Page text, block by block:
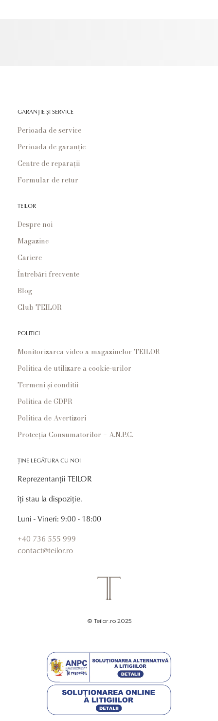
GARANȚIE ȘI SERVICE
Perioada de service
Perioada de garanție
Centre de reparații
Formular de retur
TEILOR
Despre noi
Magazine
Cariere
Întrebări frecvente
Blog
Club TEILOR
POLITICI
Monitorizarea video a magazinelor TEILOR
Politica de utilizare a cookie-urilor
Termeni și conditii
Politica de GDPR
Politica de Avertizori
Protecția Consumatorilor – A.N.P.C.
ȚINE LEGĂTURA CU NOI
Reprezentanții TEILOR
îți stau la dispoziție.
Luni - Vineri: 9:00 - 18:00
+40 736 555 999
contact@teilor.ro
© Teilor.ro 2025